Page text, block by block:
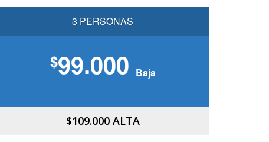
3 PERSONAS
$99.000 Baja
$109.000 ALTA